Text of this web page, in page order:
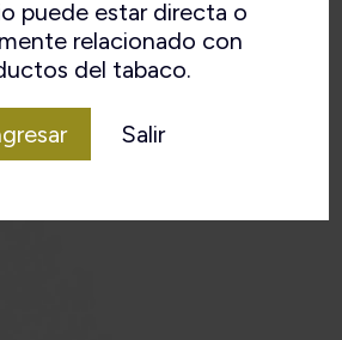
puede estar directa o
relacionado con
del tabaco.
Salir